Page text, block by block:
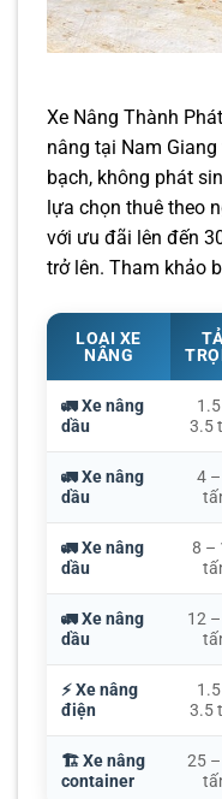
Xe Nâng Thành
nâng tại Nam
bạch, không phát
lựa chọn thuê theo
với ưu đãi lên đến
trở lên. Tham khảo
LOẠI XE
NÂNG
🚛 Xe nâng
dầu
3.5
🚛 Xe nâng
dầu
4
🚛 Xe nâng
dầu
8 –
🚛 Xe nâng
dầu
12
⚡ Xe nâng
điện
3.5
🏗️ Xe nâng
container
25